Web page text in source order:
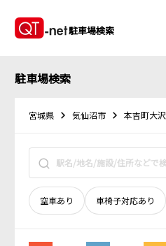
駐車場検索
駐車場検索
宮城県 気仙沼市 本吉町大沢
空車あり 車椅子対応あり